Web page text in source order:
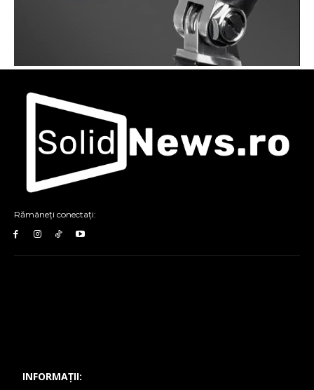
Rămâneți conectați:
INFORMAȚII: